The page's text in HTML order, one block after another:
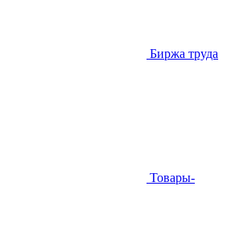
Биржа труда
Товары-